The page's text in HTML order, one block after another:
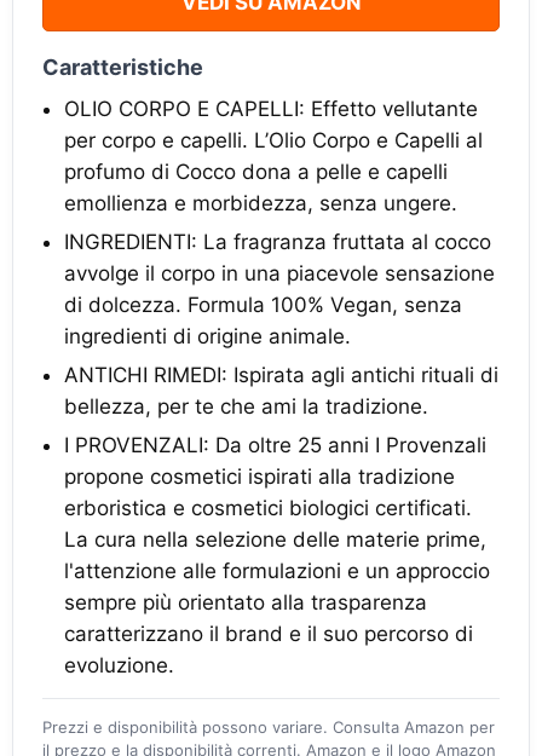
Caratteristiche
OLIO CORPO E CAPELLI: Effetto vellutante
per corpo e capelli. L’Olio Corpo e Capelli al
profumo di Cocco dona a pelle e capelli
emollienza e morbidezza, senza ungere.
INGREDIENTI: La fragranza fruttata al cocco
avvolge il corpo in una piacevole sensazione
di dolcezza. Formula 100% Vegan, senza
ingredienti di origine animale.
ANTICHI RIMEDI: Ispirata agli antichi rituali di
bellezza, per te che ami la tradizione.
I PROVENZALI: Da oltre 25 anni I Provenzali
propone cosmetici ispirati alla tradizione
erboristica e cosmetici biologici certificati.
La cura nella selezione delle materie prime,
l'attenzione alle formulazioni e un approccio
sempre più orientato alla trasparenza
caratterizzano il brand e il suo percorso di
evoluzione.
Prezzi e disponibilità possono variare. Consulta Amazon per
il prezzo e la disponibilità correnti. Amazon e il logo Amazon